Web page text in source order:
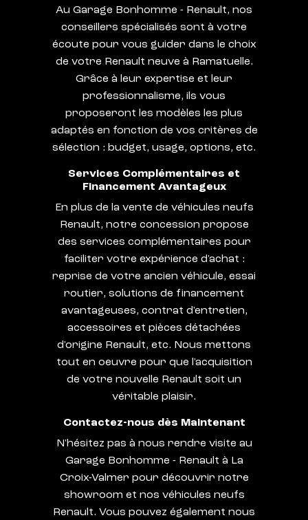
Au Garage Bonhomme - Renault, nos
conseillers spécialisés sont à votre
écoute pour vous guider dans le choix
de votre Renault neuve à Ramatuelle.
Grâce à leur expertise et leur
professionnalisme, ils vous
proposeront les modèles les plus
adaptés en fonction de vos critères de
sélection : budget, usage, options, etc.
Services Complémentaires et
Financement Avantageux
En plus de la vente de véhicules neufs
Renault, notre concession propose
des services complémentaires pour
faciliter votre expérience d'achat :
reprise de votre ancien véhicule, essai
routier, solutions de financement
avantageuses, contrat d'entretien,
accessoires et pièces détachées
d'origine Renault, etc. Nous mettons
tout en oeuvre pour que l'acquisition
de votre nouvelle Renault soit un
véritable plaisir.
Contactez-nous dès Maintenant
N'hésitez pas à nous rendre visite au
Garage Bonhomme - Renault à La
Croix-Valmer pour découvrir notre
showroom et nos véhicules neufs
Renault. Vous pouvez également nous